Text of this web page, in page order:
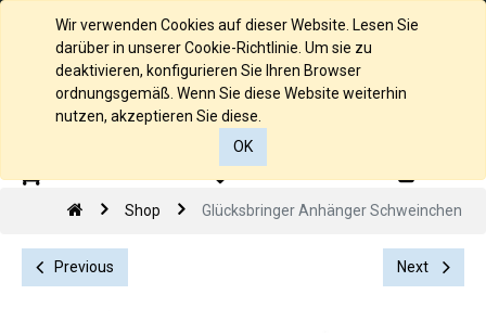
Deutsch
0
Wir verwenden Cookies auf dieser Website. Lesen Sie
darüber in unserer Cookie-Richtlinie. Um sie zu
deaktivieren, konfigurieren Sie Ihren Browser
ordnungsgemäß. Wenn Sie diese Website weiterhin
nutzen, akzeptieren Sie diese.
OK
Shop Glücksbringer Anhänger Schweinchen
Previous Next